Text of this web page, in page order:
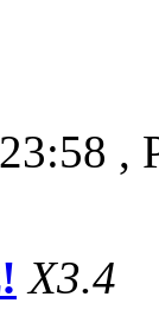
,
X3.4